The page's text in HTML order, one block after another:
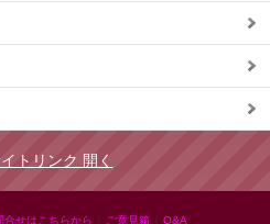
トリンク 開く
合せはこちらから ご意見箱 Q&A